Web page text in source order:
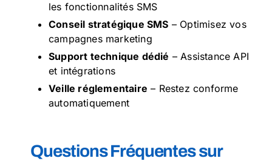
les fonctionnalités SMS
Conseil stratégique SMS – Optimisez vos
campagnes marketing
Support technique dédié – Assistance API
et intégrations
Veille réglementaire – Restez conforme
automatiquement
Questions Fréquentes sur